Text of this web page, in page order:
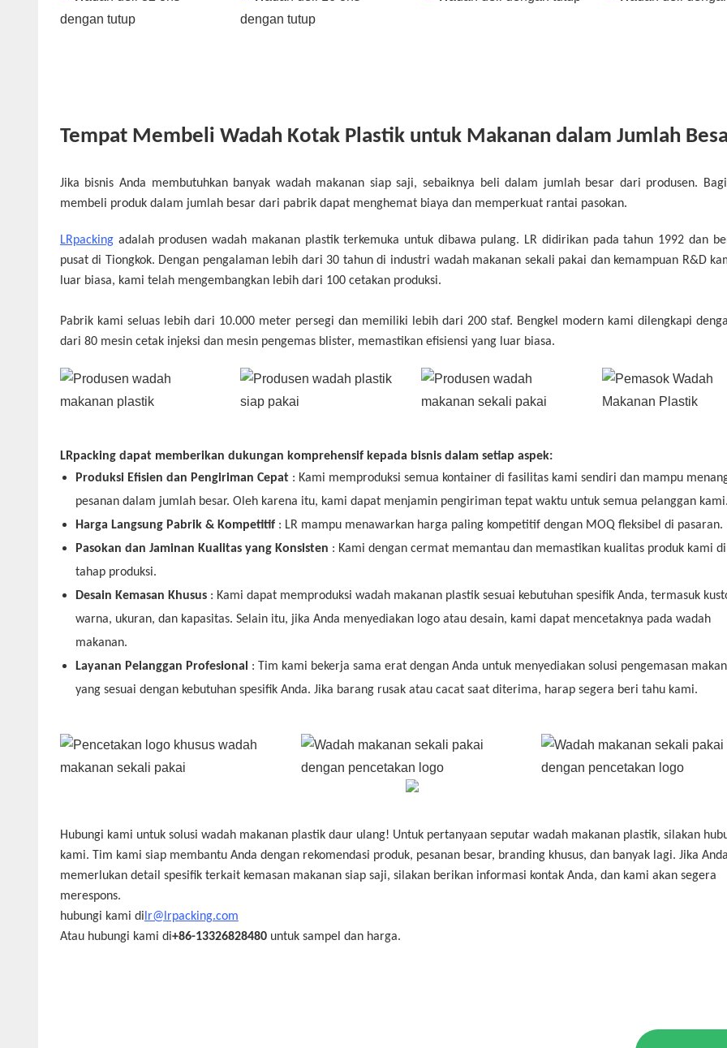
Tempat Membeli Wadah Kotak Plastik untuk Makanan dalam Jumlah
Jika bisnis Anda membutuhkan banyak wadah makanan siap saji, sebaiknya beli dalam jumlah besar dari produsen.
membeli produk dalam jumlah besar dari pabrik dapat menghemat biaya dan memperkuat rantai pasokan.
LRpackingadalah produsen wadah makanan plastik terkemuka untuk dibawa pulang. LR didirikan pada tahun 1992 dan
pusat di Tiongkok. Dengan pengalaman lebih dari 30 tahun di industri wadah makanan sekali pakai dan kemampuan R&D
luar biasa, kami telah mengembangkan lebih dari 100 cetakan produksi.
Pabrik kami seluas lebih dari 10.000 meter persegi dan memiliki lebih dari 200 staf. Bengkel modern kami dilengkapi
dari 80 mesin cetak injeksi dan mesin pengemas blister, memastikan efisiensi yang luar biasa.
LRpacking dapat memberikan dukungan komprehensif kepada bisnis dalam setiap aspek:
Produksi Efisien dan Pengiriman Cepat : Kami memproduksi semua kontainer di fasilitas kami sendiri dan mampu
pesanan dalam jumlah besar. Oleh karena itu, kami dapat menjamin pengiriman tepat waktu untuk semua pelanggan kami.
Harga Langsung Pabrik & Kompetitif : LR mampu menawarkan harga paling kompetitif dengan MOQ fleksibel di pasaran.
Pasokan dan Jaminan Kualitas yang Konsisten : Kami dengan cermat memantau dan memastikan kualitas produk kami
tahap produksi.
Desain Kemasan Khusus : Kami dapat memproduksi wadah makanan plastik sesuai kebutuhan spesifik Anda, termasuk
warna, ukuran, dan kapasitas. Selain itu, jika Anda menyediakan logo atau desain, kami dapat mencetaknya pada wadah
makanan.
Layanan Pelanggan Profesional
: Tim kami bekerja sama erat dengan Anda untuk menyediakan solusi pengemasan
yang sesuai dengan kebutuhan spesifik Anda. Jika barang rusak atau cacat saat diterima, harap segera beri tahu kami.
Hubungi kami untuk solusi wadah makanan plastik daur ulang! Untuk pertanyaan seputar wadah makanan plastik, silakan
kami. Tim kami siap membantu Anda dengan rekomendasi produk, pesanan besar, branding khusus, dan banyak lagi. Jika Anda
memerlukan detail spesifik terkait kemasan makanan siap saji, silakan berikan informasi kontak Anda, dan kami akan segera
merespons.
hubungi kami di lr@lrpacking.com
Atau hubungi kami di+86-13326828480untuk sampel dan harga.